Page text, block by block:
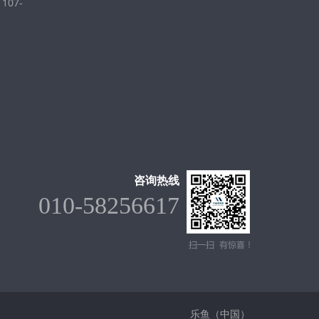
咨询热线
010-58256617
乐鱼（中国）